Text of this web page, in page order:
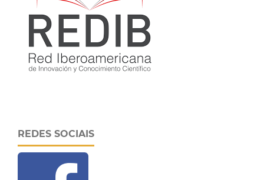
REDES SOCIAIS